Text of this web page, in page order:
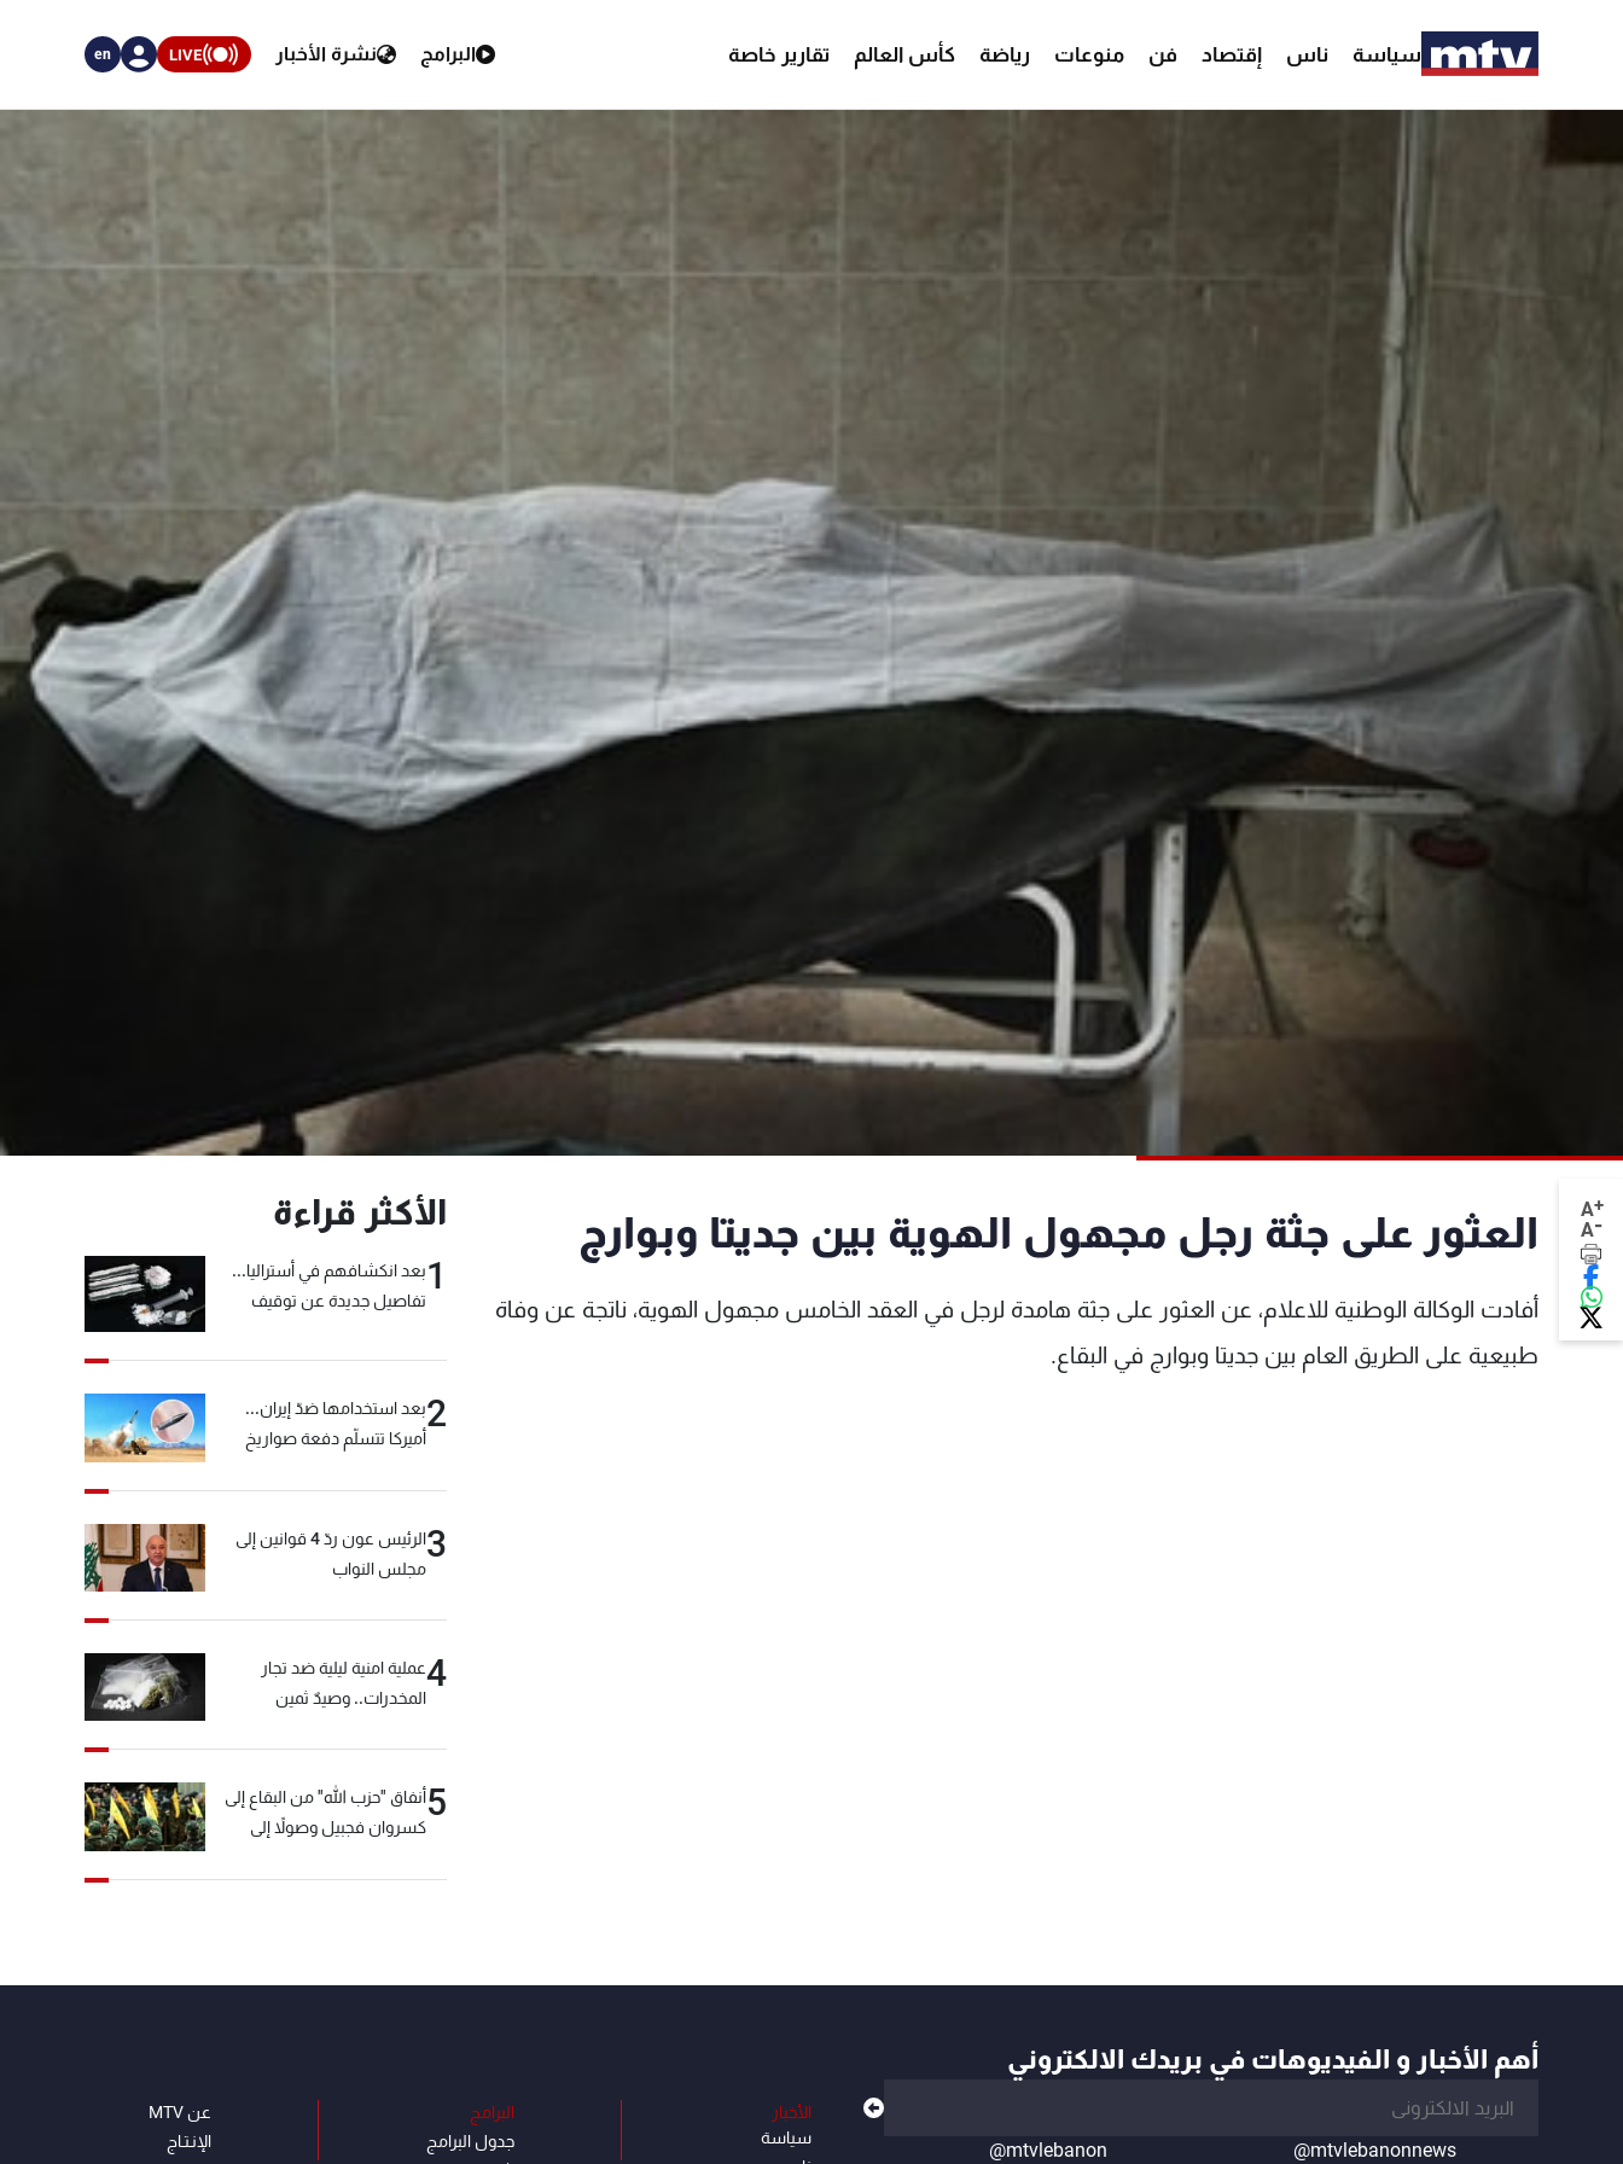
سياسة ناس إقتصاد فن منوعات رياضة كأس العالم تقارير خاصة البرامج نشرة الأخبار LIVE
en
A+
A- العثور على جثة رجل مجهول الهوية بين جديتا وبوارج
أفادت الوكالة الوطنية للاعلام، عن العثور على جثة هامدة لرجل في العقد الخامس مجهول الهوية، ناتجة عن وفاة
طبيعية على الطريق العام بين جديتا وبوارج في البقاع.
الأكثر قراءة
1بعد انكشافهم في أستراليا...
تفاصيل جديدة عن توقيف
2بعد استخدامها ضدّ إيران...
أميركا تتسلّم دفعة صواريخ
3
الرئيس عون ردّ 4 قوانين إلى
مجلس النواب
4عملية امنية ليلية ضد تجار
المخدرات.. وصيدٌ ثمين
5أنفاق "حزب الله" من البقاع إلى
كسروان فجبيل وصولاً إلى
أهم الأخبار و الفيديوهات في بريدك الالكتروني
@mtvlebanonnews
@mtvlebanon
الأخبار
سياسة
البرامج
جدول البرامج
عن MTV
الإنـتـاج